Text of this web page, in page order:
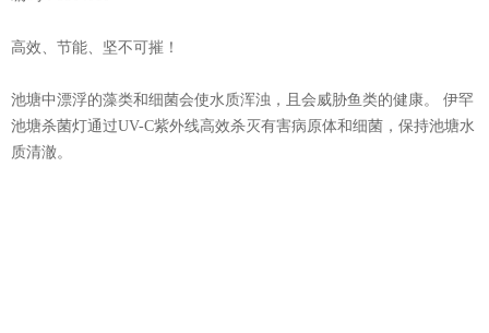
高效、节能、坚不可摧！
池塘中漂浮的藻类和细菌会使水质浑浊，且会威胁鱼类的健康。 伊罕
池塘杀菌灯通过UV-C紫外线高效杀灭有害病原体和细菌，保持池塘水
质清澈。